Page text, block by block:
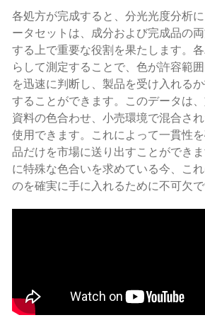
各処方が完成すると、分光光度分析
ータセットは、成分および完成品の
する上で重要な役割を果たします。
らして測定することで、色が許容範
を迅速に判断し、製品を受け入れる
することができます。このデータは
資料の色合わせ、小売環境で混合さ
使用できます。これによって一貫性
品だけを市場に送り出すことができ
に特殊な色合いを求めている今、こ
のを確実に手に入れるために不可欠で